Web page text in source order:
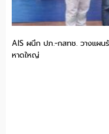
AIS ผนึก ปภ.-กสทช. วางแผ
หาดใหญ่